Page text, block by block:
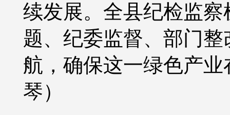
续发展。全县纪检监
题、纪委监督、部门
航，确保这一绿色产
琴）